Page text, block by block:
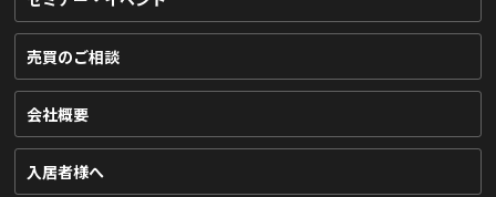
売買のご相談
会社概要
入居者様へ